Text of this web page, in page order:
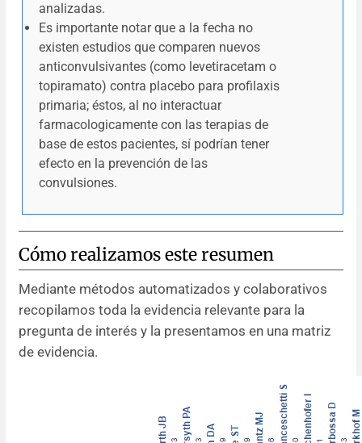
analizadas.
Es importante notar que a la fecha no
existen estudios que comparen nuevos
anticonvulsivantes (como levetiracetam o
topiramato) contra placebo para profilaxis
primaria; éstos, al no interactuar
farmacologicamente con las terapias de
base de estos pacientes, sí podrían tener
efecto en la prevención de las
convulsiones.
Cómo realizamos este resumen
Mediante métodos automatizados y colaborativos
recopilamos toda la evidencia relevante para la
pregunta de interés y la presentamos en una matriz
de evidencia.